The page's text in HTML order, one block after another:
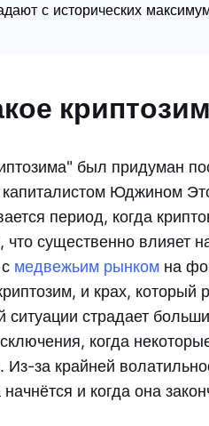
с исторических
был придуман
Юджином
период, когда
что существенно влияет
медвежьим рынком на
и крах,
ситуации страдает
когда
Из-за крайней
и когда она